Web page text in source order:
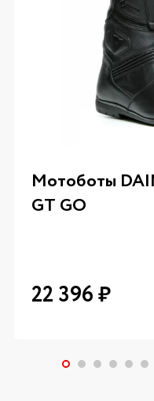
Мотоботы
GT GO
22 396₽